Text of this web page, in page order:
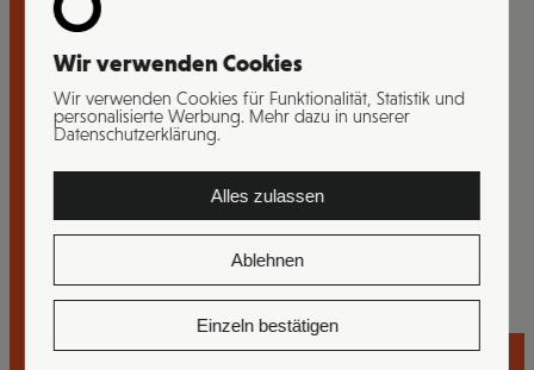
Interesse?
Worauf wartest du noch?
Wir verwenden Cookies
Wir verwenden Cookies für Funktionalität, Statistik und
personalisierte Werbung. Mehr dazu in unserer
Datenschutzerklärung.
Alles zulassen
Ablehnen
Einzeln bestätigen